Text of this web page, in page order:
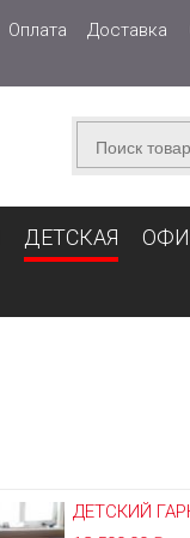
Оплата Доставка
ДЕТСКАЯ
ДЕТСКИЙ